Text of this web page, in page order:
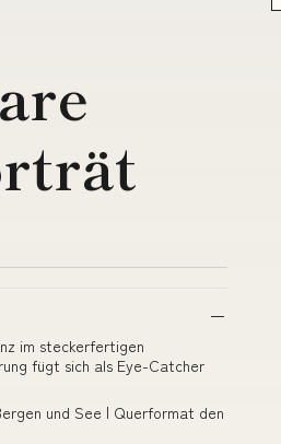
im steckerfertigen
fügt sich als Eye-Catcher
und See | Querformat den